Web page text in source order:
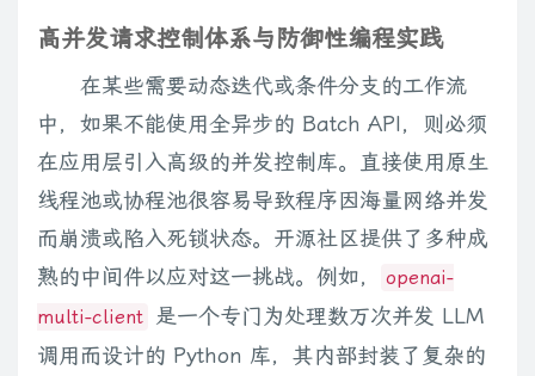
高并发请求控制体系与防御性编程实践
在某些需要动态迭代或条件分支的工作流
中，如果不能使用全异步的 Batch API，则必须
在应用层引入高级的并发控制库。直接使用原生
线程池或协程池很容易导致程序因海量网络并发
而崩溃或陷入死锁状态。开源社区提供了多种成
熟的中间件以应对这一挑战。例如，
openai-
multi-client
是一个专门为处理数万次并发 LLM
调用而设计的 Python 库，其内部封装了复杂的